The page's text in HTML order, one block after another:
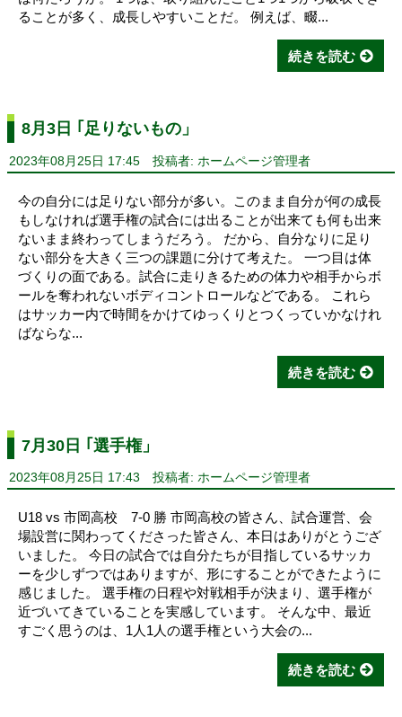
ることが多く、成長しやすいことだ。 例えば、畷...
続きを読む
8月3日 ｢足りないもの」
2023年08月25日 17:45 投稿者: ホームページ管理者
今の自分には足りない部分が多い。このまま自分が何の成長
もしなければ選手権の試合には出ることが出来ても何も出来
ないまま終わってしまうだろう。 だから、自分なりに足り
ない部分を大きく三つの課題に分けて考えた。 一つ目は体
づくりの面である。試合に走りきるための体力や相手からボ
ールを奪われないボディコントロールなどである。 これら
はサッカー内で時間をかけてゆっくりとつくっていかなけれ
ばならな...
続きを読む
7月30日 ｢選手権」
2023年08月25日 17:43 投稿者: ホームページ管理者
U18 vs 市岡高校 7-0 勝 市岡高校の皆さん、試合運営、会
場設営に関わってくださった皆さん、本日はありがとうござ
いました。 今日の試合では自分たちが目指しているサッカ
ーを少しずつではありますが、形にすることができたように
感じました。 選手権の日程や対戦相手が決まり、選手権が
近づいてきていることを実感しています。 そんな中、最近
すごく思うのは、1人1人の選手権という大会の...
続きを読む